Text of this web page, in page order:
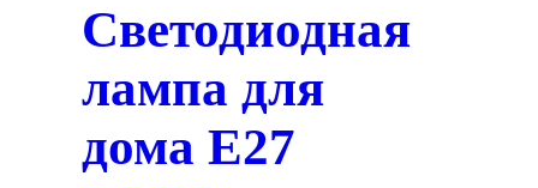
Светодиодная
лампа для
дома E27